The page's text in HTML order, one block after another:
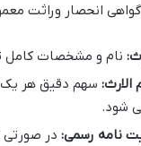
انحصار وراثت
نام و مشخصات کامل
الارث: سهم دقیق هر یک
شود.
نامه رسمی: در